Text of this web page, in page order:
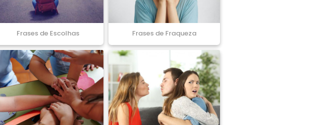
Frases de Escolhas Frases de Fraqueza